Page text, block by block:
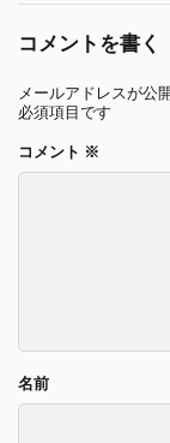
コメントを書く
メールアドレスが公
必須項目です
コメント ※
名前